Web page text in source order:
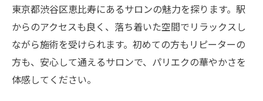
東京都渋谷区恵比寿にあるサロンの魅力を探ります。駅
からのアクセスも良く、落ち着いた空間でリラックスし
ながら施術を受けられます。初めての方もリピーターの
方も、安心して通えるサロンで、パリエクの華やかさを
体感してください。